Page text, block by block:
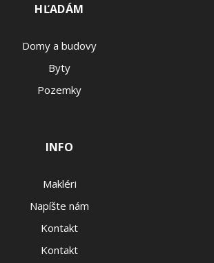
HĽADÁM
Domy a budovy
Byty
Pozemky
INFO
Makléri
Napíšte nám
Kontakt
Kontakt